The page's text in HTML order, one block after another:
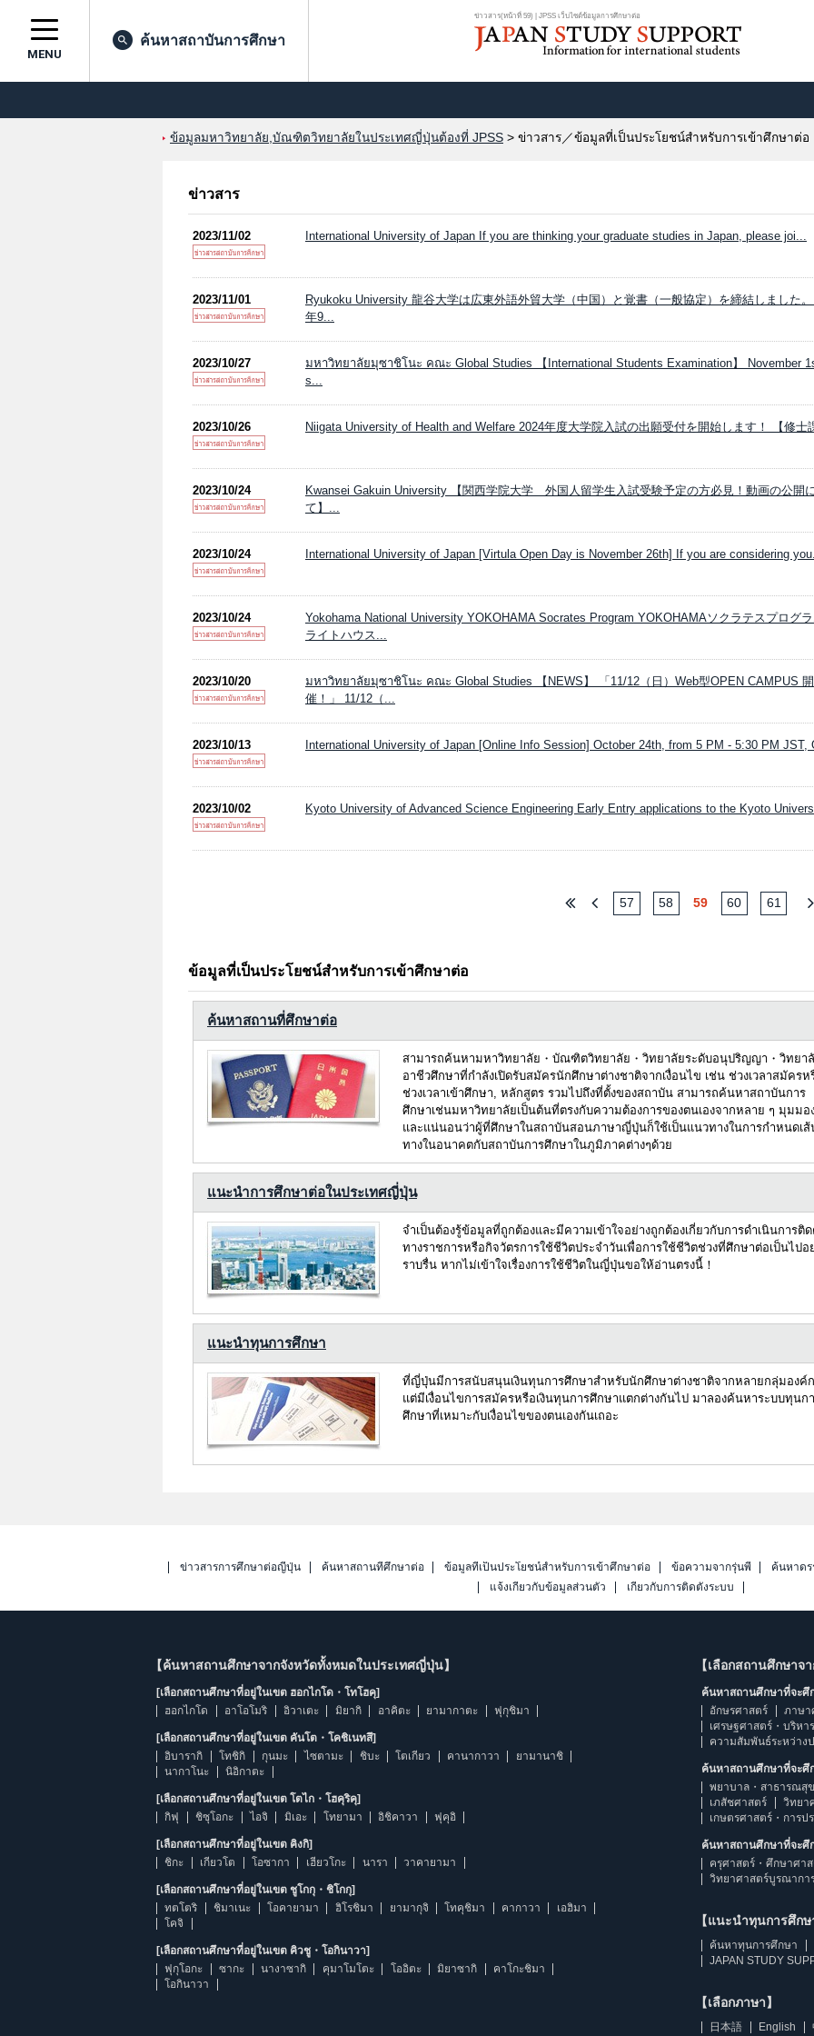
ข่าวสาร(หน้าที่ 59) | JPSS เว็บไซต์ข้อมูลการศึกษาต่อ
MENU
ค้นหาสถาบันการศึกษา
ข้อมูลมหาวิทยาลัย,บัณฑิตวิทยาลัยในประเทศญี่ปุ่นต้องที่ JPSS > ข่าวสาร／ข้อมูลที่เป็นประโยชน์สำหรับการเข้าศึกษาต่อ
ข่าวสาร
2023/11/02 International University of Japan If you are thinking your graduate studies in Japan, please joi...
2023/11/01
Ryukoku University 龍谷大学は広東外語外貿大学（中国）と覚書（一般協定）を締結しました
年9...
2023/10/27
มหาวิทยาลัยมุซาชิโนะ คณะ Global Studies 【International Students Examination】 November
s...
2023/10/26 Niigata University of Health and Welfare 2024年度大学院入試の出願受付を開始します！ 【修士
2023/10/24
Kwansei Gakuin University 【関西学院大学 外国人留学生入試受験予定の方必見！動画の公開
て】...
2023/10/24 International University of Japan [Virtula Open Day is November 26th] If you are considering
2023/10/24
Yokohama National University YOKOHAMA Socrates Program YOKOHAMAソクラテスプログ
ライトハウス...
2023/10/20
มหาวิทยาลัยมุซาชิโนะ คณะ Global Studies 【NEWS】 「11/12（日）Web型OPEN CAMPUS 開
催！」 11/12（...
2023/10/13 International University of Japan [Online Info Session] October 24th, from 5 PM - 5:30 PM JST,
2023/10/02 Kyoto University of Advanced Science Engineering Early Entry applications to the Kyoto
57 58 59 60 61
ข้อมูลที่เป็นประโยชน์สำหรับการเข้าศึกษาต่อ
ค้นหาสถานที่ศึกษาต่อ
สามารถค้นหามหาวิทยาลัย・บัณฑิตวิทยาลัย・วิทยาลัยระดับอนุปริญญา・วิทยา
อาชีวศึกษาที่กำลังเปิดรับสมัครนักศึกษาต่างชาติจากเงื่อนไข เช่น ช่วงเวลาสมัครห
ช่วงเวลาเข้าศึกษา, หลักสูตร รวมไปถึงที่ตั้งของสถาบัน สามารถค้นหาสถาบันการ
ศึกษาเช่นมหาวิทยาลัยเป็นต้นที่ตรงกับความต้องการของตนเองจากหลาย ๆ มุมมอ
และแน่นอนว่าผู้ที่ศึกษาในสถาบันสอนภาษาญี่ปุ่นก็ใช้เป็นแนวทางในการกำหนดเส้
ทางในอนาคตกับสถาบันการศึกษาในภูมิภาคต่างๆด้วย
แนะนำการศึกษาต่อในประเทศญี่ปุ่น
จำเป็นต้องรู้ข้อมูลที่ถูกต้องและมีความเข้าใจอย่างถูกต้องเกี่ยวกับการดำเนินการติ
ทางราชการหรือกิจวัตรการใช้ชีวิตประจำวันเพื่อการใช้ชีวิตช่วงที่ศึกษาต่อเป็นไปอ
ราบรื่น หากไม่เข้าใจเรื่องการใช้ชีวิตในญี่ปุ่นขอให้อ่านตรงนี้！
แนะนำทุนการศึกษา
ที่ญี่ปุ่นมีการสนับสนุนเงินทุนการศึกษาสำหรับนักศึกษาต่างชาติจากหลายกลุ่มองค์
แต่มีเงื่อนไขการสมัครหรือเงินทุนการศึกษาแตกต่างกันไป มาลองค้นหาระบบทุนก
ศึกษาที่เหมาะกับเงื่อนไขของตนเองกันเถอะ
ข่าวสารการศึกษาต่อญี่ปุ่น ค้นหาสถานที่ศึกษาต่อ ข้อมูลที่เป็นประโยชน์สำหรับการเข้าศึกษาต่อ ข้อความจากรุ่นพี่ ค้นหาด
แจ้งเกี่ยวกับข้อมูลส่วนตัว
เกี่ยวกับการติดตั้งระบบ
【ค้นหาสถานศึกษาจากจังหวัดทั้งหมดในประเทศญี่ปุ่น】
[เลือกสถานศึกษาที่อยู่ในเขต ฮอกไกโด・โทโฮคุ]
ฮอกไกโด
อาโอโมริ อิวาเตะ มิยากิ อาคิตะ ยามากาตะ ฟุกุชิมา
[เลือกสถานศึกษาที่อยู่ในเขต คันโต・โคชิเนทสึ]
อิบารากิ
โทชิกิ กุนมะ ไซตามะ ชิบะ โตเกียว คานากาวา
ยามานาชิ
นากาโนะ
นิอิกาตะ
[เลือกสถานศึกษาที่อยู่ในเขต โตไก・โฮคุริคุ]
กิฟุ
ชิซุโอกะ ไอจิ มิเอะ โทยามา อิชิคาวา ฟุคุอิ
[เลือกสถานศึกษาที่อยู่ในเขต คิงกิ]
ชิกะ
เกียวโต โอซากา เฮียวโกะ นารา วาคายามา
[เลือกสถานศึกษาที่อยู่ในเขต ชูโกกุ・ชิโกกุ]
ทตโตริ
ชิมาเนะ โอคายามา ฮิโรชิมา ยามากุจิ โทคุชิมา คากาวา
เอฮิมา
โคจิ
[เลือกสถานศึกษาที่อยู่ในเขต คิวชู・โอกินาวา]
ฟุกุโอกะ
ซากะ นางาซากิ คุมาโมโตะ โออิตะ มิยาซากิ
คาโกะชิมา
โอกินาวา
【เลือกสถานศึกษาจ
ค้นหาสถานศึกษาที่จะศึ
อักษรศาสตร์
ภาษา
เศรษฐศาสตร์・บริห
ความสัมพันธ์ระหว่าง
ค้นหาสถานศึกษาที่จะศึ
พยาบาล・สาธารณสุ
เภสัชศาสตร์
วิทยา
เกษตรศาสตร์・การป
ค้นหาสถานศึกษาที่จะศึ
ครุศาสตร์・ศึกษาศา
วิทยาศาสตร์บูรณากา
【แนะนำทุนการศึกษา
ค้นหาทุนการศึกษา
JAPAN STUDY
【เลือกภาษา】
日本語 English